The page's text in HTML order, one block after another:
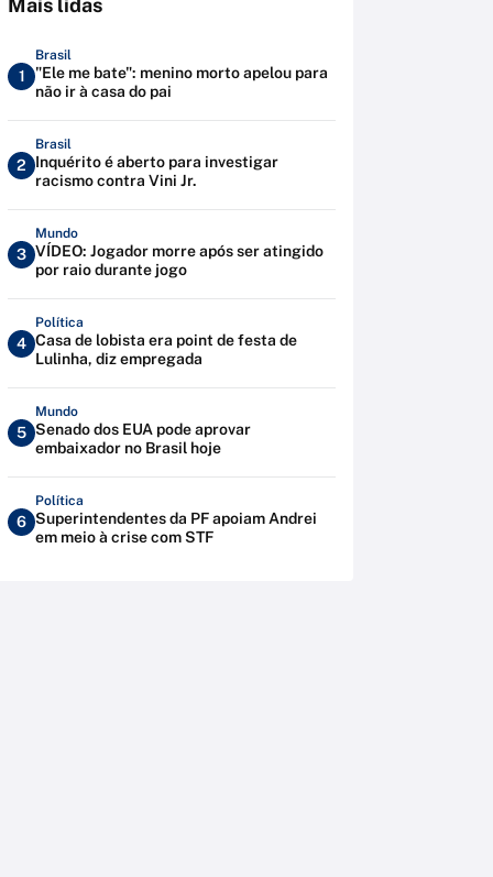
Mais lidas
1
Brasil
"Ele me bate": menino morto apelou para
não ir à casa do pai
2
Brasil
Inquérito é aberto para investigar
racismo contra Vini Jr.
3
Mundo
VÍDEO: Jogador morre após ser atingido
por raio durante jogo
4
Política
Casa de lobista era point de festa de
Lulinha, diz empregada
5
Mundo
Senado dos EUA pode aprovar
embaixador no Brasil hoje
6
Política
Superintendentes da PF apoiam Andrei
em meio à crise com STF